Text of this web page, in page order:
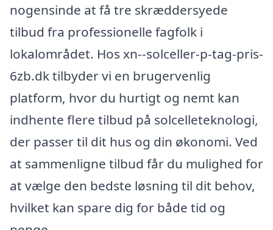
nogensinde at få tre skræddersyede
tilbud fra professionelle fagfolk i
lokalområdet. Hos xn--solceller-p-tag-pris-
6zb.dk tilbyder vi en brugervenlig
platform, hvor du hurtigt og nemt kan
indhente flere tilbud på solcelleteknologi,
der passer til dit hus og din økonomi. Ved
at sammenligne tilbud får du mulighed for
at vælge den bedste løsning til dit behov,
hvilket kan spare dig for både tid og